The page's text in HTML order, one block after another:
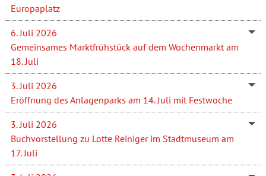
Europaplatz
6. Juli 2026
Gemeinsames Marktfrühstück auf dem Wochenmarkt am
18. Juli
3. Juli 2026
Eröffnung des Anlagenparks am 14. Juli mit Festwoche
3. Juli 2026
Buchvorstellung zu Lotte Reiniger im Stadtmuseum am
17. Juli